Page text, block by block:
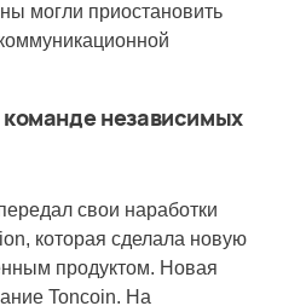
могли приостановить
независимых
свои наработки
которая сделала новую
продуктом. Новая
Toncoin. На